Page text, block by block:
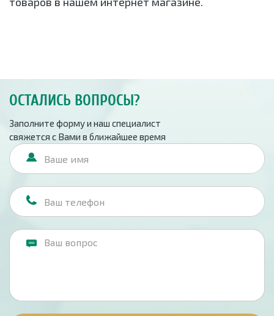
ОСТАЛИСЬ ВОПРОСЫ?
Заполните форму и наш специалист
свяжется с Вами в ближайшее время